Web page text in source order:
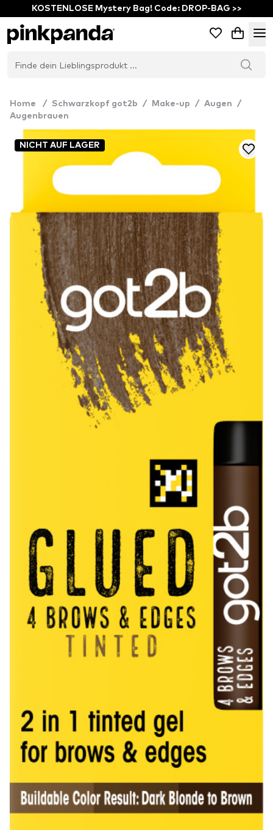
KOSTENLOSE Mystery Bag! Code: DROP-BAG >>
Home / Schwarzkopf got2b / Make-up / Augen
/
Augenbrauen
NICHT AUF LAGER